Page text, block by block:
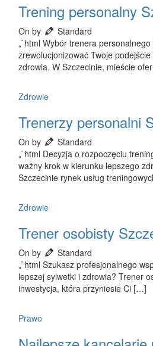
Trening personalny
On by
Standard
„`html Wybór trenera
zrewolucjonizować Twoje
zdrowia. W Szczecinie, mieście
Zdrowie
Trenerzy personalni
On by
Standard
„`html Decyzja o rozpoczęciu
ważny krok w kierunku lepszego
Szczecinie rynek usług
Zdrowie
Trener osobisty
On by
Standard
„`html Szukasz profesjonalnego
lepszej sylwetki i zdrowia? Trener
inwestycja, która przyniesie Ci […]
Prawo